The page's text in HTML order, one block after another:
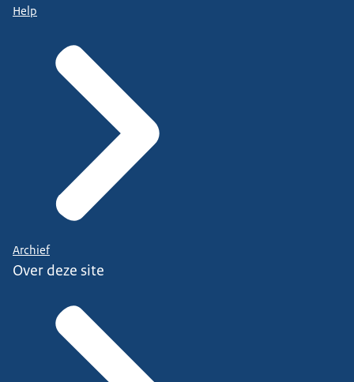
Help
Archief
Over deze site